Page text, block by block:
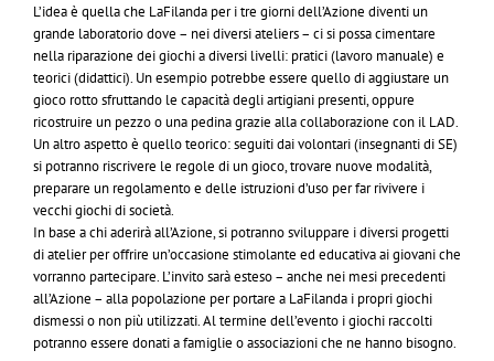
L’idea è quella che LaFilanda per i tre giorni dell’Azione diventi un
grande laboratorio dove – nei diversi ateliers – ci si possa cimentare
nella riparazione dei giochi a diversi livelli: pratici (lavoro manuale) e
teorici (didattici). Un esempio potrebbe essere quello di aggiustare un
gioco rotto sfruttando le capacità degli artigiani presenti, oppure
ricostruire un pezzo o una pedina grazie alla collaborazione con il LAD.
Un altro aspetto è quello teorico: seguiti dai volontari (insegnanti di SE)
si potranno riscrivere le regole di un gioco, trovare nuove modalità,
preparare un regolamento e delle istruzioni d’uso per far rivivere i
vecchi giochi di società.
In base a chi aderirà all’Azione, si potranno sviluppare i diversi progetti
di atelier per offrire un’occasione stimolante ed educativa ai giovani che
vorranno partecipare. L’invito sarà esteso – anche nei mesi precedenti
all’Azione – alla popolazione per portare a LaFilanda i propri giochi
dismessi o non più utilizzati. Al termine dell’evento i giochi raccolti
potranno essere donati a famiglie o associazioni che ne hanno bisogno.